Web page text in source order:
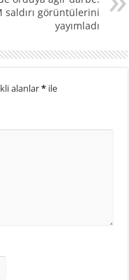
saldırı görüntülerini
yayımladı
alanlar* ile